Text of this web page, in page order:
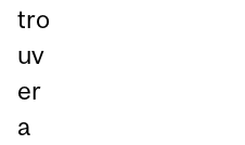
tro
uv
er
a